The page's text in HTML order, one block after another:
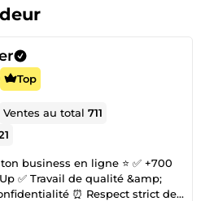
Top
Ventes au total711
business en ligne ⭐️ ✅ +700
✅ Travail de qualité &amp;
⏰ Respect strict des